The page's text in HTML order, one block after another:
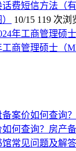
10/15 119 次浏
工商管理硕士（
何查询？房产